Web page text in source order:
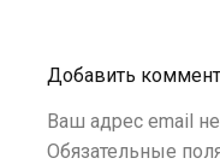
а
и
с
Добавить
Ваш адрес email
Обязательные